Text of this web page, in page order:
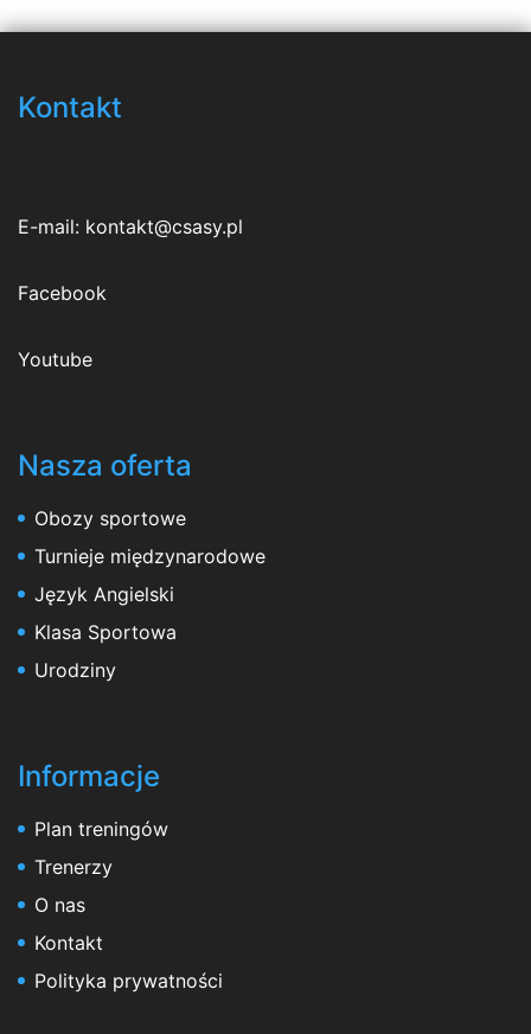
Kontakt
E-mail: kontakt@csasy.pl
Facebook
Youtube
Nasza oferta
Obozy sportowe
Turnieje międzynarodowe
Język Angielski
Klasa Sportowa
Urodziny
Informacje
Plan treningów
Trenerzy
O nas
Kontakt
Polityka prywatności